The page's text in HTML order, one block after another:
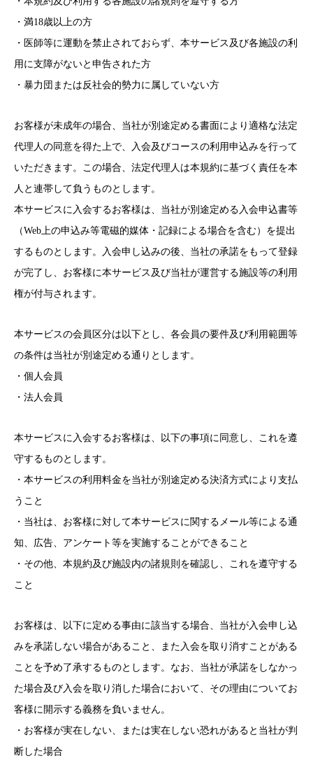
・満18歳以上の方
・医師等に運動を禁止されておらず、本サービス及び各施設の利
用に支障がないと申告された方
・暴力団または反社会的勢力に属していない方
お客様が未成年の場合、当社が別途定める書面により適格な法定
代理人の同意を得た上で、入会及びコースの利用申込みを行って
いただきます。この場合、法定代理人は本規約に基づく責任を本
人と連帯して負うものとします。
本サービスに入会するお客様は、当社が別途定める入会申込書等
（Web上の申込み等電磁的媒体・記録による場合を含む）を提出
するものとします。入会申し込みの後、当社の承諾をもって登録
が完了し、お客様に本サービス及び当社が運営する施設等の利用
権が付与されます。
本サービスの会員区分は以下とし、各会員の要件及び利用範囲等
の条件は当社が別途定める通りとします。
・個人会員
・法人会員
本サービスに入会するお客様は、以下の事項に同意し、これを遵
守するものとします。
・本サービスの利用料金を当社が別途定める決済方式により支払
うこと
・当社は、お客様に対して本サービスに関するメール等による通
知、広告、アンケート等を実施することができること
・その他、本規約及び施設内の諸規則を確認し、これを遵守する
こと
お客様は、以下に定める事由に該当する場合、当社が入会申し込
みを承諾しない場合があること、また入会を取り消すことがある
ことを予め了承するものとします。なお、当社が承諾をしなかっ
た場合及び入会を取り消した場合において、その理由についてお
客様に開示する義務を負いません。
・お客様が実在しない、または実在しない恐れがあると当社が判
断した場合